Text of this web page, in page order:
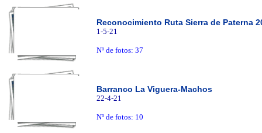
Reconocimiento Ruta Sierra de Paterna
1-5-21
Nº de fotos: 37
Barranco La Viguera-Machos
22-4-21
Nº de fotos: 10